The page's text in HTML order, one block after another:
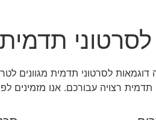
תדמית
דוגמאות לסרטוני תדמית מגוונים
רצויה עבורכם. אנו מזמינים